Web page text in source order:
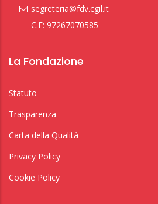
segreteria@fdv.cgil.it
C.F: 97267070585
La Fondazione
Statuto
Trasparenza
Carta della Qualità
Privacy Policy
Cookie Policy